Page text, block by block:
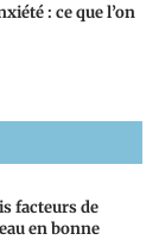
: ce que l’on
facteurs de
en bonne